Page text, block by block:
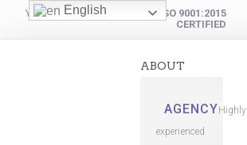
YOUR DIGITAL PARTNER
ISO 9001:2015
CERTIFIED
ABOUT
AGENCY Highly
experienced
English